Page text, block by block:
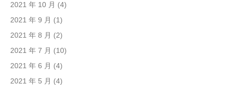
2021 年 10 月 (4)
2021 年 9 月 (1)
2021 年 8 月 (2)
2021 年 7 月 (10)
2021 年 6 月 (4)
2021 年 5 月 (4)